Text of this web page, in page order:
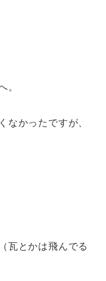
。
なかったですが、
瓦とかは飛んでる